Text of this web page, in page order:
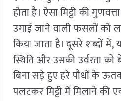
होता है। ऐसा मिट्टी की
उगाई जाने वाली फसलों को
किया जाता है। दूसरे शब्दों में,
स्थिति और उसकी उर्वरता
बिना सड़े हुए हरे पौधों के
पलटकर मिट्टी में मिलाने की एक